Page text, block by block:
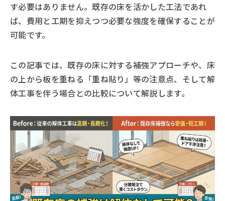
す必要はありません。既存の床を活かした工法であれ
ば、費用と工期を抑えつつ必要な強度を確保することが
可能です。
この記事では、既存の床に対する補強アプローチや、床
の上から板を重ねる「重ね貼り」等の注意点、そして解
体工事を伴う場合との比較について解説します。